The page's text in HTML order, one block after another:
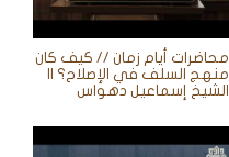
محاضرات أيام زمان // كيف كان
منهج السلف في الإصلاح؟ ||
الشيخ إسماعيل دهواس